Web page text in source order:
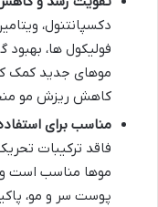
فولیکول ها،
موهای جدید کمک
کاهش ریزش مو
مناسب برای
فاقد ترکیبات
موها مناسب است
پوست سر و مو،